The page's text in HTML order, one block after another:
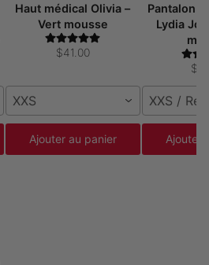
Haut médical Olivia –
Vert mousse
$41.00
XXS
Ajouter au panier
Pantalon
Lydia
XXS /
Ajouter